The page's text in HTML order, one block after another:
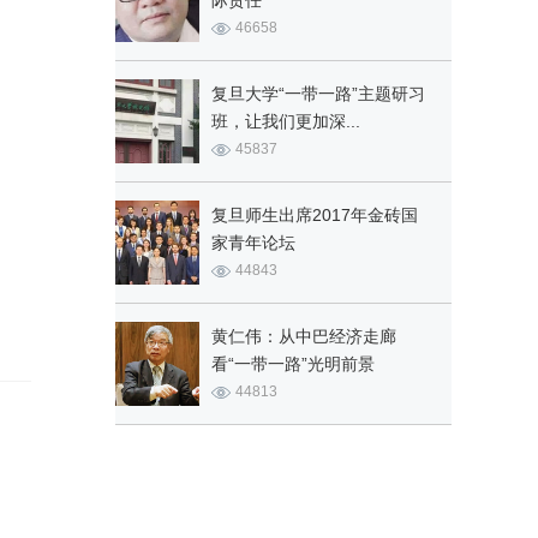
46658
复旦大学“一带一路”主题研习
班，让我们更加深...
45837
复旦师生出席2017年金砖国
家青年论坛
44843
黄仁伟：从中巴经济走廊
看“一带一路”光明前景
44813